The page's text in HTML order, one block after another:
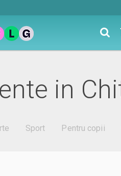
in
Sport Pentru copii